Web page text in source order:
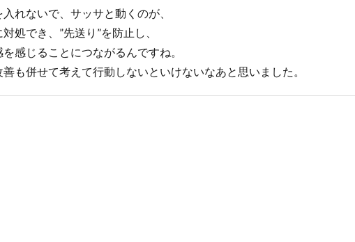
れないで、サッサと動くのが、
処でき、”先送り”を防止し、
感じることにつながるんですね。
も併せて考えて行動しないといけないなあと思いました。